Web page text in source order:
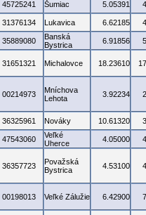
45725241 Šumiac 5.05391
31376134 Lukavica 6.62185
35889080
Banská
Bystrica
6.91856
31651321 Michalovce 18.23610
00214973
Mníchova
Lehota
3.92234
36325961 Nováky 10.61320
47543060
Veľké
Uherce
4.05000
36357723
Považská
Bystrica
4.53100
00198013 Veľké Zálužie 6.42900